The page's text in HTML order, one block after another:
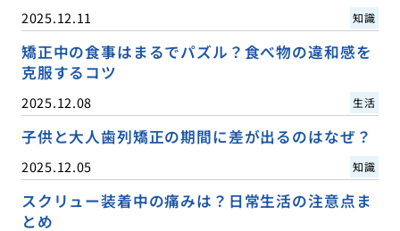
2025.12.11 知識
矯正中の食事はまるでパズル？食べ物の違和感を
克服するコツ
2025.12.08 生活
子供と大人歯列矯正の期間に差が出るのはなぜ？
2025.12.05 知識
スクリュー装着中の痛みは？日常生活の注意点ま
とめ